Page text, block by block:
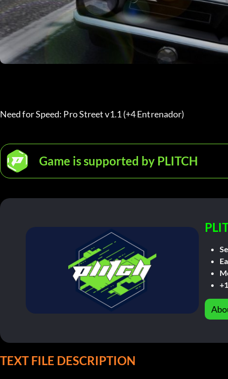
Need for Speed: Pro Street v1.1 (+4 Entrenador)
Game is supported by PLITCH
TEXT FILE DESCRIPTION